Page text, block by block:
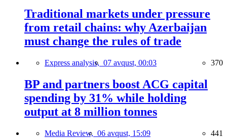
Traditional markets under pressure
from retail chains: why Azerbaijan
must change the rules of trade
Express analysis, 07 avqust, 00:03 370
BP and partners boost ACG capital
spending by 31% while holding
output at 8 million tonnes
Media Review, 06 avqust, 15:09 441